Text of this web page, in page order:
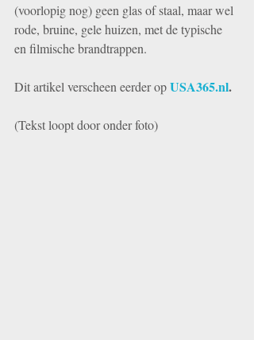
(voorlopig nog) geen glas of staal, maar wel
rode, bruine, gele huizen, met de typische
en filmische brandtrappen.
Dit artikel verscheen eerder op USA365.nl.
(Tekst loopt door onder foto)